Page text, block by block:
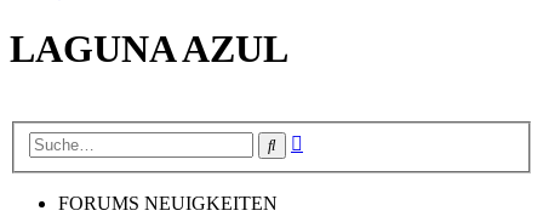
LAGUNA AZUL
Suche
FORUMS NEUIGKEITEN